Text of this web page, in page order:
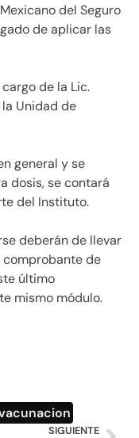
del Seguro
de aplicar las
de la Lic.
Unidad de
general y se
dosis, se contará
del Instituto.
deberán de llevar
comprobante de
último
mismo módulo.
SIGUIENTE